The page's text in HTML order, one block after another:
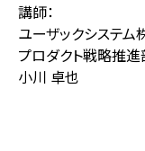
講師：
ユーザックシステム
プロダクト戦略推
小川 卓也